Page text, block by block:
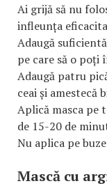
Ai grijă să nu
infleunța
Adaugă
pe care să o poți
Adaugă patru
ceai și amestecă
Aplică masca pe
de 15-20 de
Nu aplica pe
Mască cu